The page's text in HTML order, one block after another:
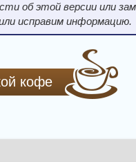
об этой версии или
исправим информацию.
кофе